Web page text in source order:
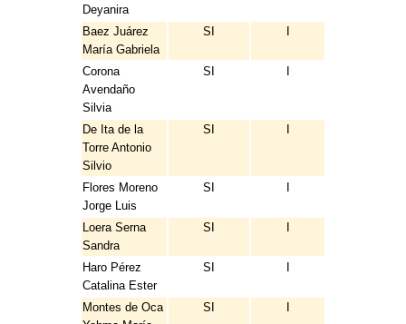
Deyanira
Baez Juárez
María Gabriela
SI
Corona
Avendaño
Silvia
SI
De Ita de la
Torre Antonio
Silvio
SI
Flores Moreno
Jorge Luis
SI
Loera Serna
Sandra
SI
Haro Pérez
Catalina Ester
SI
Montes de Oca
SI